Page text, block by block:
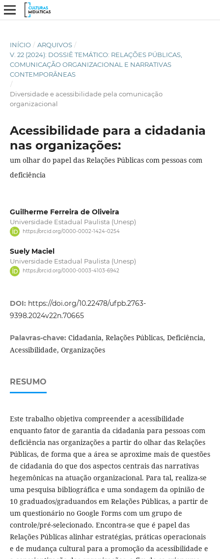
INÍCIO / ARQUIVOS /
V. 22 (2024): DOSSIÊ TEMÁTICO: RELAÇÕES PÚBLICAS,
COMUNICAÇÃO ORGANIZACIONAL E NARRATIVAS
CONTEMPORÂNEAS
/
Diversidade e acessibilidade pela comunicação
organizacional
Acessibilidade para a cidadania
nas organizações:
um olhar do papel das Relações Públicas com pessoas com
deficiência
Guilherme Ferreira de Oliveira
Universidade Estadual Paulista (Unesp)
https://orcid.org/0000-0002-1424-0254
Suely Maciel
Universidade Estadual Paulista (Unesp)
https://orcid.org/0000-0003-4103-6942
DOI: https://doi.org/10.22478/ufpb.2763-
9398.2024v22n.70665
Palavras-chave: Cidadania, Relações Públicas, Deficiência,
Acessibilidade, Organizações
RESUMO
Este trabalho objetiva compreender a acessibilidade
enquanto fator de garantia da cidadania para pessoas com
deficiência nas organizações a partir do olhar das Relações
Públicas, de forma que a área se aproxime mais de questões
de cidadania do que dos aspectos centrais das narrativas
hegemônicas na atuação organizacional. Para tal, realiza-se
uma pesquisa bibliográfica e uma sondagem da opinião de
10 graduados/graduandos em Relações Públicas, a partir de
um questionário no Google Forms com um grupo de
controle/pré-selecionado. Encontra-se que é papel das
Relações Públicas alinhar estratégias, práticas operacionais
e de mudança cultural para a promoção da acessibilidade e